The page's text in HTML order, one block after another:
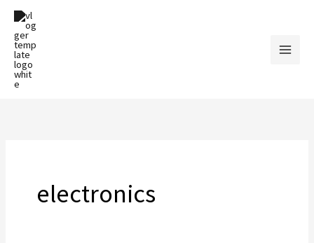
Zum
springen
electronics